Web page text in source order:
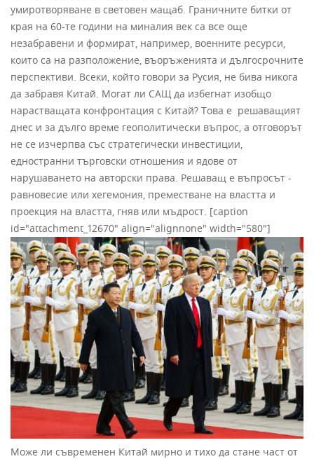
умиротворяване в световен мащаб. Граничните битки от
края на 60-те години на миналия век са все още
незабравени и формират, например, военните ресурси,
които са на разположение, въоръженията и дългосрочните
перспективи. Всеки, който говори за Русия, не бива никога
да забравя Китай. Могат ли САЩ да избегнат изобщо
нарастващата конфронтация с Китай? Това е решаващият
днес и за дълго време геополитически въпрос, а отговорът
не се изчерпва със стратегически инвестиции,
едностранни търговски отношения и ядове от
нарушаването на авторски права. Решаващ е въпросът -
равновесие или хегемония, преместване на властта и
проекция на властта, гняв или мъдрост. [caption
id="attachment_12670" align="alignnone" width="580"]
Може ли съвременен Китай мирно и тихо да стане част от